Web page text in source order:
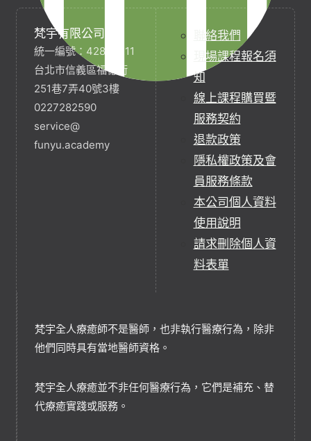
梵宇有限公司
統一編號：42854211
台北市信義區福德街
251巷7弄40號3樓
0227282590
service@
funyu.academy
聯絡我們
現場課程報名須
知
線上課程購買暨
服務契約
退款政策
隱私權政策及會
員服務條款
本公司個人資料
使用說明
請求刪除個人資
料表單
梵宇全人療癒師不是醫師，也非執行醫療行為，除非
他們同時具有當地醫師資格。
梵宇全人療癒並不非任何醫療行為，它們是補充、替
代療癒實踐或服務。